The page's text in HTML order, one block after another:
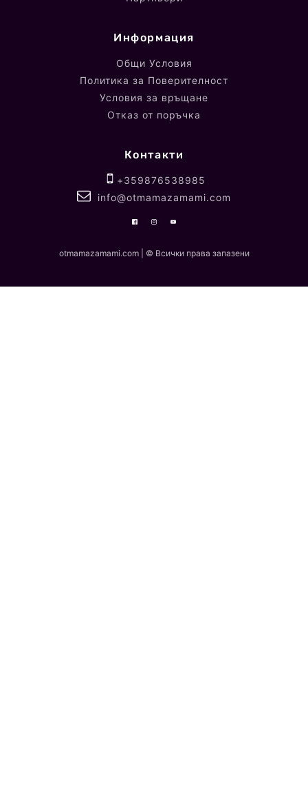
Информация
Общи Условия
Политика за Поверителност
Условия за връщане
Отказ от поръчка
Контакти
+359876538985
info@otmamazamami.com
otmamazamami.com | © Всички права запазени